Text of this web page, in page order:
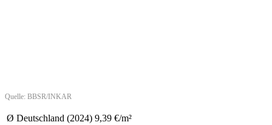
Quelle: BBSR/INKAR
Ø Deutschland (2024) 9,39 €/m²